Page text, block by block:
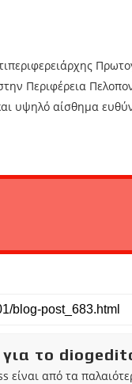
Περιφέρεια
υψηλό αίσθημα
για το
είναι από τα